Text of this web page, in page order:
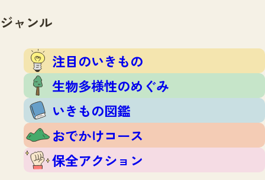
注目のいきもの
生物多様性のめぐみ
いきもの図鑑
おでかけコース
保全アクション
イベント
いきもの調査隊
調査レポート
調査レポートTOP
調査結果
ふくおかいきものマップ
マッチング
マッチングTOP
掲載申し込みフォーム
お問合せ
ジャンル
注目のいきもの
生物多様性のめぐみ
いきもの図鑑
おでかけコース
保全アクション